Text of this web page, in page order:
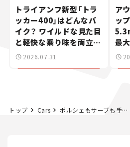
トライアンフ新型「トラ
ッカー400」はどんなバ
イク？ ワイルドな見た目
と軽快な乗り味を両立し
た400ccフラットトラッ
2026.07.31
ア
ッ
最
トップ Cars ポルシェもサーブも手に入る？ “アンダー500万円”で買える憧れのヘリテージカー5選！【オートモビルカウンシル2026】